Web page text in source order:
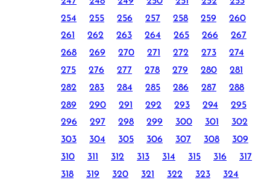
254
255 256 257 258 259
260
261
262 263 264 265 266
267
268
269 270 271 272 273
274
275
276 277 278 279 280
281
282
283 284 285 286 287
288
289
290 291 292 293 294
295
296
297 298 299 300 301
302
303
304 305 306 307 308
309
310
311 312 313 314 315 316
317
318
319 320 321 322 323
324